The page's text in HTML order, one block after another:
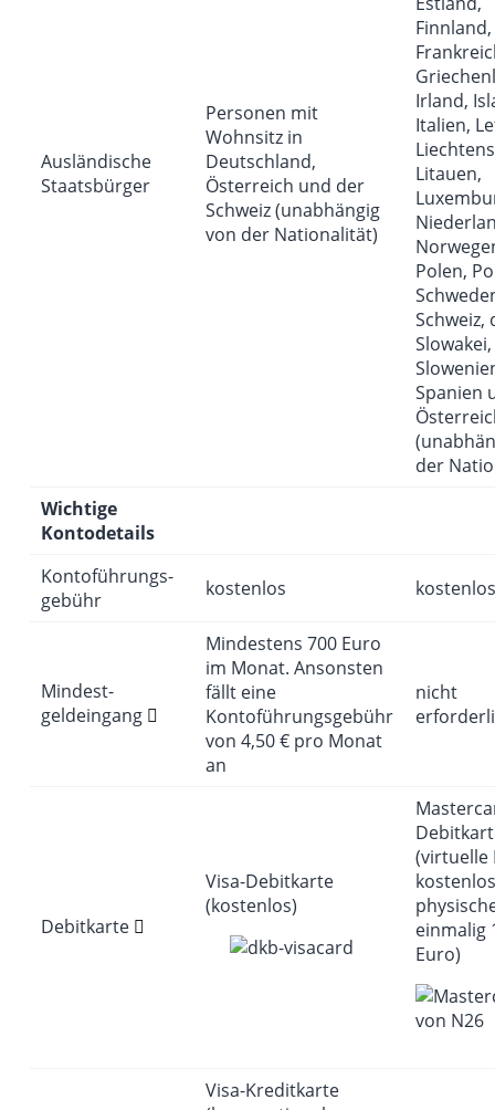
Ausländische
Staatsbürger
Personen mit
Wohnsitz in
Deutschland,
Österreich und der
Schweiz (unabhängig
von der Nationalität)
Finnland,
Irland,
Italien,
Litauen,
Polen,
Schweiz,
Slowakei,
Spanien
der
Wichtige
Kontodetails
Kontoführungs­
gebühr
kostenlos kostenlos
Mindest­
geldeingang
Mindestens 700 Euro
im Monat. Ansonsten
fällt eine
Kontoführungsgebühr
von 4,50 € pro Monat
an
nicht
Debitkarte
Visa-Debitkarte
(kostenlos)
(virtuelle
einmalig
Euro)
Visa-Kreditkarte